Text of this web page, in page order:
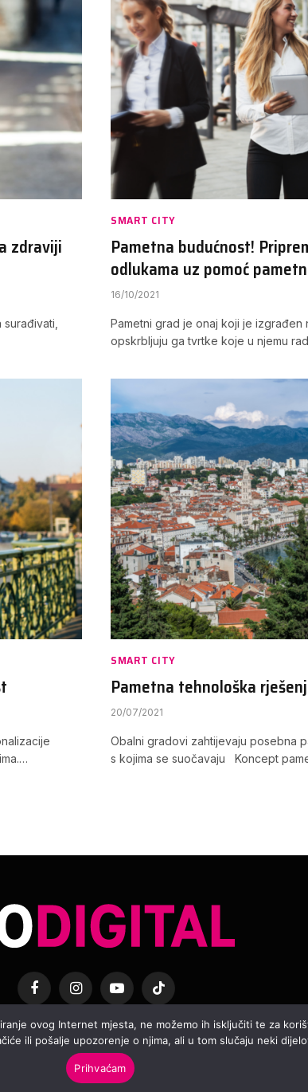
zdraviji
SMART CITY
Pametna budućnost!
odlukama uz pomoć
16/10/2021
Pametni grad je onaj koji je
opskrbljuju ga tvrtke koje u njemu
SMART CITY
Pametna tehnološka
20/07/2021
Obalni gradovi zahtijevaju posebna
s kojima se suočavaju Koncept
FacebookInstagramYouTubeTikTok
Telekom d.d. Sva prava pridržana.Uvjeti korištenja
ovog Internet mjesta, ne možemo ih isključiti te za
ili pošalje upozorenje o njima, ali u tom slučaju neki
Prihvaćam